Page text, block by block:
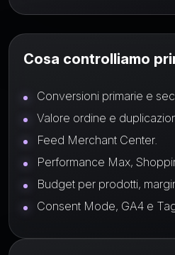
Cosa controlliamo
Conversioni primarie e
Valore ordine e
Feed Merchant Center.
Performance Max,
Budget per prodotti,
Consent Mode, GA4 e